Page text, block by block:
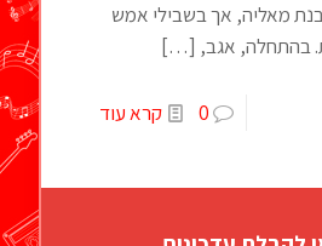
מאליה, אך בשבילי אמש
בהתחלה, אגב, […]
0 קרא עוד